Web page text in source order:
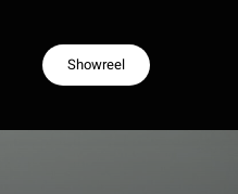
Showreel